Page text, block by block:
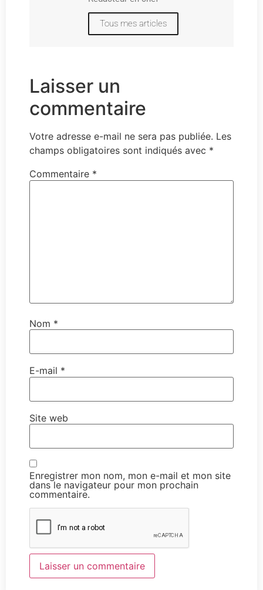
Tous mes articles
Laisser un
commentaire
Votre adresse e-mail ne sera pas publiée. Les
champs obligatoires sont indiqués avec *
Commentaire *
Nom *
E-mail *
Site web
Enregistrer mon nom, mon e-mail et mon site
dans le navigateur pour mon prochain
commentaire.